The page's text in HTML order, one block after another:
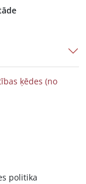
ķēdes (no
politika